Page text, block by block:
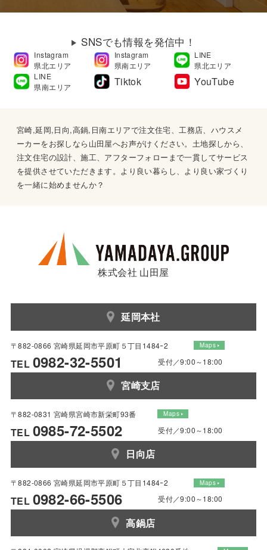
SNSでも情報を発信中！
Instagram
県北エリア
Instagram
県南エリア
LINE
県北エリア
LINE
県南エリア
Tiktok YouTube
宮崎,延岡,日向,高鍋,日南エリアで注文住宅、工務店、ハウスメ
ーカーをお探しなら山田屋へお声がけください。土地探しから、
注文住宅の設計、施工、アフターフォローまで一貫してサービス
を提供させていただきます。より良い暮らし、より良い家づくり
を一緒に始めませんか？
株式会社 山田屋
延岡本社
〒882-0866 宮崎県延岡市平原町５丁目1484ｰ2 Maps
TEL 0982-32-5501 受付／9:00～18:00
宮崎支店
〒882-0831 宮崎県宮崎市新栄町93番 Maps
TEL 0985-72-5502 受付／9:00～18:00
日向店
〒882-0866 宮崎県延岡市平原町５丁目1484ｰ2 Maps
TEL 0982-66-5506 受付／9:00～18:00
高鍋店